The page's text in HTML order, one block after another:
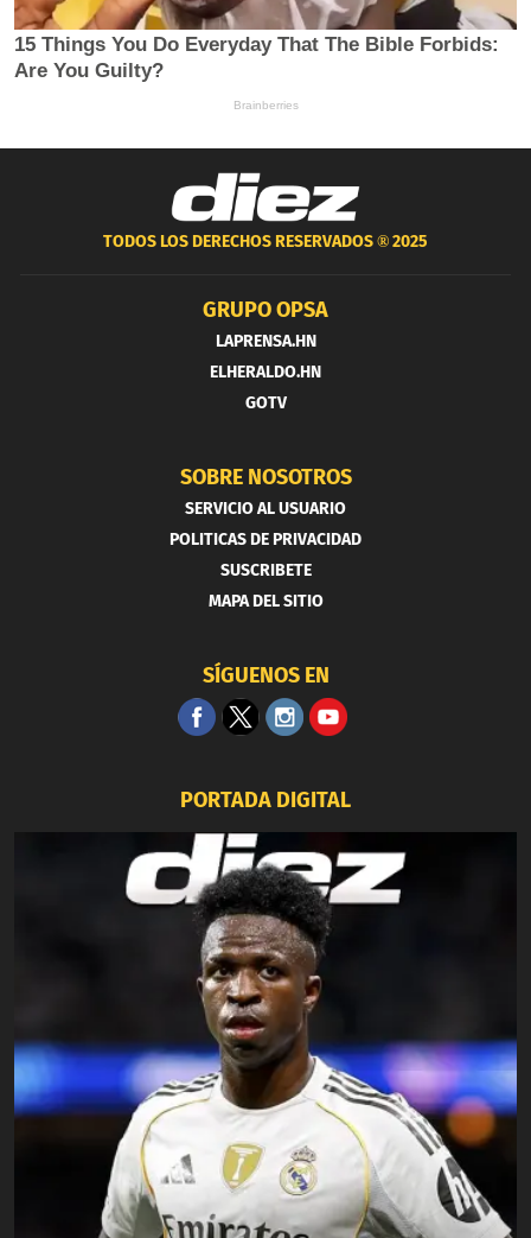
TODOS LOS DERECHOS RESERVADOS ®2025
GRUPO OPSA
LAPRENSA.HN
ELHERALDO.HN
GOTV
SOBRE NOSOTROS
SERVICIO AL USUARIO
POLITICAS DE PRIVACIDAD
SUSCRIBETE
MAPA DEL SITIO
SÍGUENOS EN
PORTADA DIGITAL